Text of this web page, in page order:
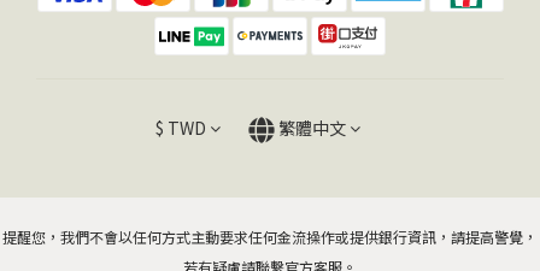
$ TWD 繁體中文
提醒您，我們不會以任何方式主動要求任何金流操作或提供銀行資訊，請提高警覺，